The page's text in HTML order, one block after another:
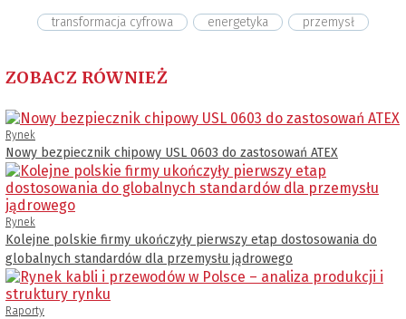
transformacja cyfrowa energetyka przemysł
ZOBACZ RÓWNIEŻ
Rynek
Nowy bezpiecznik chipowy USL 0603 do zastosowań ATEX
Rynek
Kolejne polskie firmy ukończyły pierwszy etap dostosowania do
globalnych standardów dla przemysłu jądrowego
Raporty